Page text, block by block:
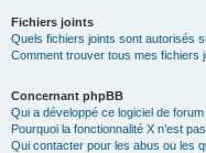
Fichiers joints
Quels fichiers joints sont autorisés
Comment trouver tous mes fichiers
Concernant phpBB
Qui a développé ce logiciel de forum
Pourquoi la fonctionnalité X n’est
Qui contacter pour les abus ou les